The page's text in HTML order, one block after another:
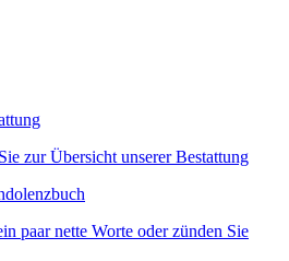
zur Übersicht unserer Bestattung
paar nette Worte oder zünden Sie